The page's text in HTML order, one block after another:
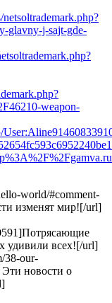
glavny-j-sajt-gde-
weapon-
world/#comment-
изменят мир![/url]
удивили всех![/url]
38-our-
новости о